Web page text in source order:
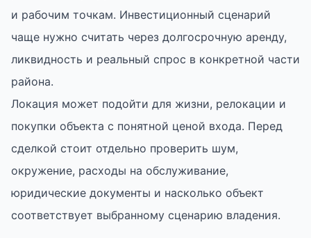
и рабочим точкам. Инвестиционный сценарий
чаще нужно считать через долгосрочную аренду,
ликвидность и реальный спрос в конкретной части
района.
Локация может подойти для жизни, релокации и
покупки объекта с понятной ценой входа. Перед
сделкой стоит отдельно проверить шум,
окружение, расходы на обслуживание,
юридические документы и насколько объект
соответствует выбранному сценарию владения.